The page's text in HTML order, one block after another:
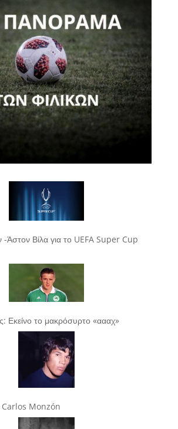
-Άστον Βίλα για το UEFA Super Cup
Εκείνο το μακρόσυρτο «αααχ»
Carlos Monzón